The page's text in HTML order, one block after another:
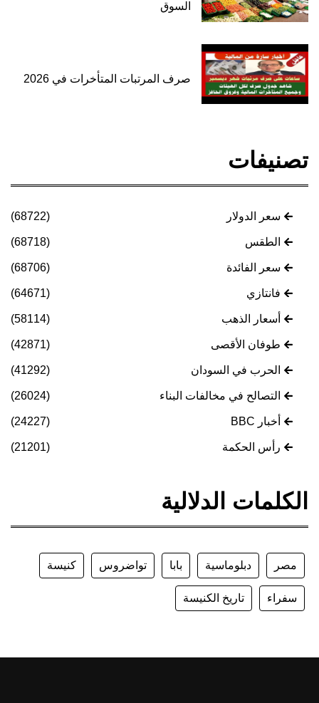
السوق
صرف المرتبات المتأخرات في 2026
تصنيفات
سعر الدولار (68722)
الطقس (68718)
سعر الفائدة (68706)
فانتازي (64671)
أسعار الذهب (58114)
طوفان الأقصى (42871)
الحرب في السودان (41292)
التصالح في مخالفات البناء (26024)
أخبار BBC (24227)
رأس الحكمة (21201)
الكلمات الدلالية
مصر دبلوماسية بابا تواضروس كنيسة
سفراء تاريخ الكنيسة